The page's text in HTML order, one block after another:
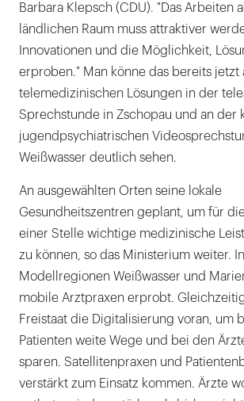
Barbara Klepsch (CDU). "Das Arbeiten
ländlichen Raum muss attraktiver
Innovationen und die Möglichkeit,
erproben." Man könne das bereits jetzt
telemedizinischen Lösungen in der
Sprechstunde in Zschopau und an der
jugendpsychiatrischen
Weißwasser deutlich sehen.
An ausgewählten Orten seine lokale
Gesundheitszentren geplant, um für
einer Stelle wichtige medizinische
zu können, so das Ministerium weiter.
Modellregionen Weißwasser und
mobile Arztpraxen erprobt.
Freistaat die Digitalisierung voran, um
Patienten weite Wege und bei den
sparen. Satellitenpraxen und
verstärkt zum Einsatz kommen. Ärzte